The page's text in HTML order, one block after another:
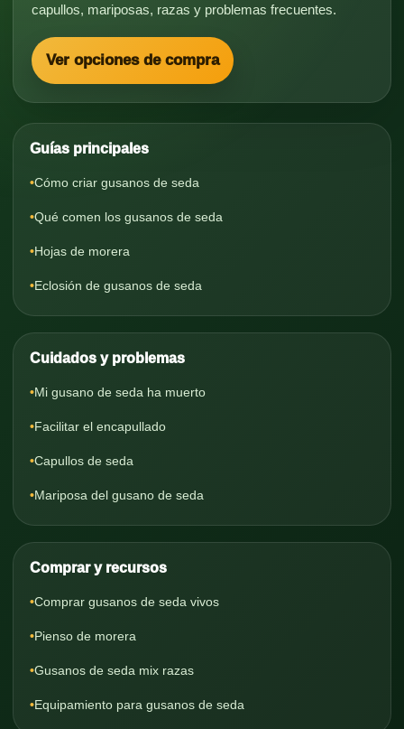
capullos, mariposas, razas y problemas frecuentes.
Ver opciones de compra
Guías principales
Cómo criar gusanos de seda
Qué comen los gusanos de seda
Hojas de morera
Eclosión de gusanos de seda
Cuidados y problemas
Mi gusano de seda ha muerto
Facilitar el encapullado
Capullos de seda
Mariposa del gusano de seda
Comprar y recursos
Comprar gusanos de seda vivos
Pienso de morera
Gusanos de seda mix razas
Equipamiento para gusanos de seda